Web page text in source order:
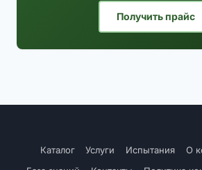
Получить прайс
Каталог Услуги Испытания О